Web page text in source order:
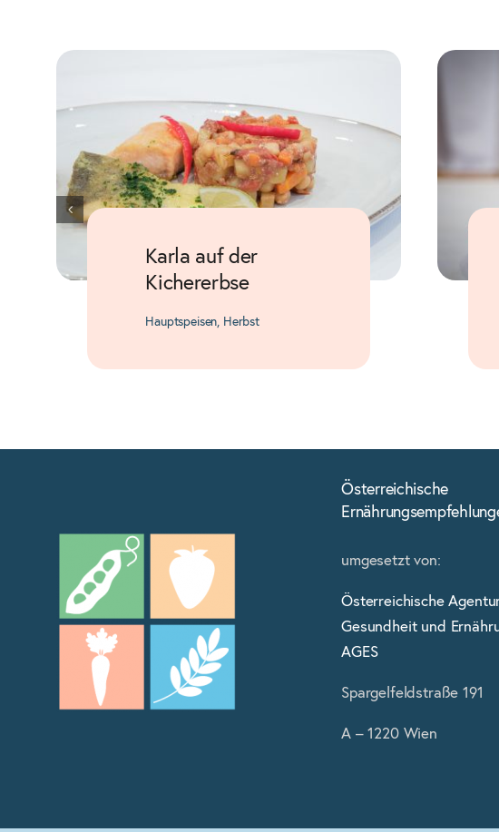
Karla auf der
Kichererbse
Hauptspeisen, Herbst
Österreichische
umgesetzt von:
Österreichische
Gesundheit und
AGES
Spargelfeldstraße 191
A – 1220 Wien